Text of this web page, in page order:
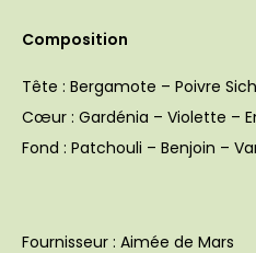
Composition
Tête : Bergamote – Poivre
Cœur : Gardénia – Violette –
Fond : Patchouli – Benjoin –
Fournisseur : Aimée de Mars